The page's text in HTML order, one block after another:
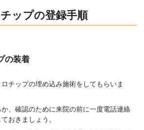
ップの登録手順
の装着
チップの埋め込み施術をしてもらいま
、確認のために来院の前に一度電話連絡
おきましょう。